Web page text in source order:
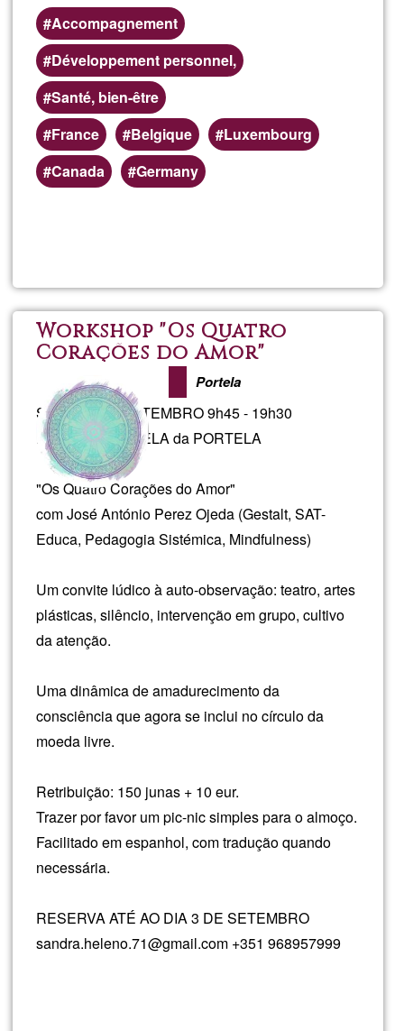
Accompagnement
Développement personnel,
Santé, bien-être
France
Belgique
Luxembourg
Canada
Germany
Workshop "Os Quatro
Corações do Amor"
Portela
Sábado 9 de SETEMBRO 9h45 - 19h30
ESCOLA AMARELA da PORTELA
"Os Quatro Corações do Amor"
com José António Perez Ojeda (Gestalt, SAT-
Educa, Pedagogia Sistémica, Mindfulness)
Um convite lúdico à auto-observação: teatro, artes
plásticas, silêncio, intervenção em grupo, cultivo
da atenção.
Uma dinâmica de amadurecimento da
consciência que agora se inclui no círculo da
moeda livre.
Retribuição: 150 junas + 10 eur.
Trazer por favor um pic-nic simples para o almoço.
Facilitado em espanhol, com tradução quando
necessária.
RESERVA ATÉ AO DIA 3 DE SETEMBRO
sandra.heleno.71@gmail.com +351 968957999